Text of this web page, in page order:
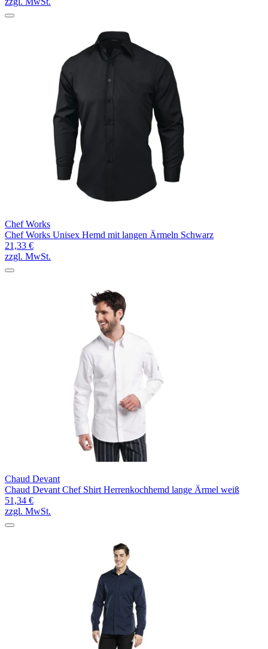
Chef Works
Chef Works Unisex Hemd mit langen Ärmeln Schwarz
21,33 €
zzgl. MwSt.
Chaud Devant
Chaud Devant Chef Shirt Herrenkochhemd lange Ärmel weiß
51,34 €
zzgl. MwSt.